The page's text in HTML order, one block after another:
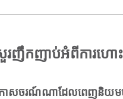
ញឹកញាប់អំពីការហោ
កាសចរណ៍ណាដែលពេញនិយម